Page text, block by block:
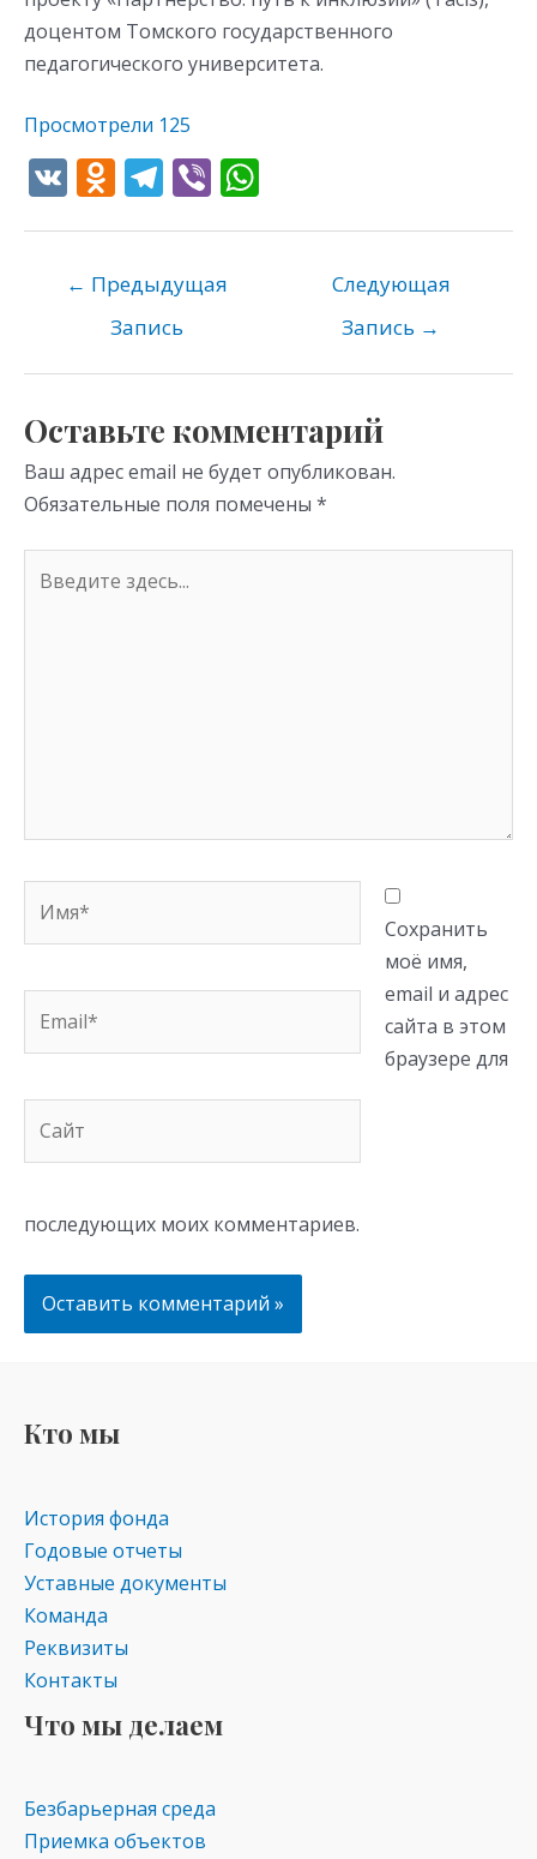
доцентом Томского государственного
педагогического университета.
Просмотрели 125
V O
o
kl
as
ni
ki
T
gr
a
m
Vi
p
← Предыдущая
Запись
Следующая
Запись →
Оставьте комментарий
Ваш адрес email не будет опубликован.
Обязательные поля помечены *
здесь...
Сохранить
моё имя,
email и адрес
сайта в этом
браузере для
последующих моих комментариев.
Кто мы
История фонда
Годовые отчеты
Уставные документы
Команда
Реквизиты
Контакты
Что мы делаем
Безбарьерная среда
Приемка объектов